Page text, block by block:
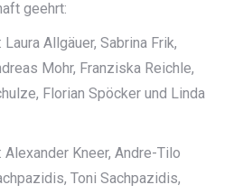
geehrt:
Allgäuer, Sabrina Frik,
Mohr, Franziska Reichle,
Florian Spöcker und Linda
Kneer, Andre-Tilo
Toni Sachpazidis,